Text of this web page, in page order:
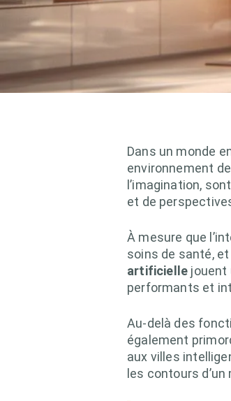
Dans un monde
environnement
l’imagination,
et de
À mesure que
soins de santé,
artificielle jouent
performants et
Au-delà des
également
aux villes
les contours